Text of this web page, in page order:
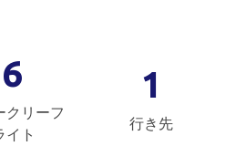
6
クリーフ
イト
1
行き先